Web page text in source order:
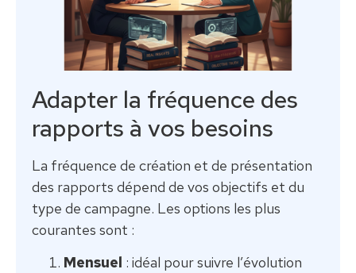
Adapter la fréquence des
rapports à vos besoins
La fréquence de création et de présentation
des rapports dépend de vos objectifs et du
type de campagne. Les options les plus
courantes sont :
Mensuel : idéal pour suivre l’évolution